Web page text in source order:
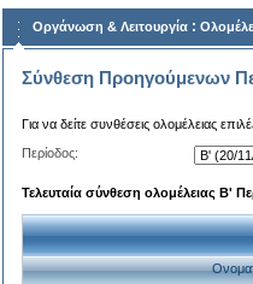
Οργάνωση & Λειτουργία :
Σύνθεση Προηγούμενων
Για να δείτε συνθέσεις ολομέλειας
Περίοδος:
Τελευταία σύνθεση ολομέλειας Β'